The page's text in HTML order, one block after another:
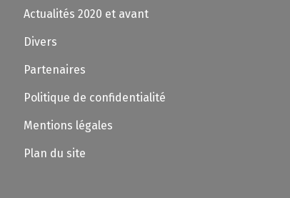
Actualités 2020 et avant
Divers
Partenaires
Politique de confidentialité
Mentions légales
Plan du site